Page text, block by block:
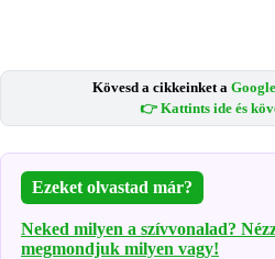
Kövesd a cikkeinket a
👉 Kattints ide és
Ezeket olvastad már?
Neked milyen a szívvonalad?
megmondjuk milyen vagy!